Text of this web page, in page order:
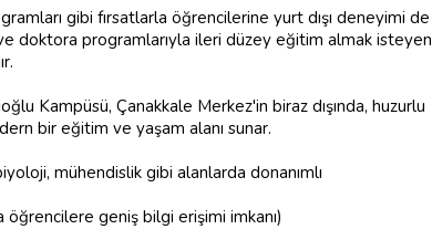
gibi fırsatlarla öğrencilerine yurt dışı deneyimi de
doktora programlarıyla ileri düzey eğitim almak isteyen
Kampüsü, Çanakkale Merkez'in biraz dışında, huzurlu
bir eğitim ve yaşam alanı sunar.
mühendislik gibi alanlarda donanımlı
geniş bilgi erişimi imkanı)